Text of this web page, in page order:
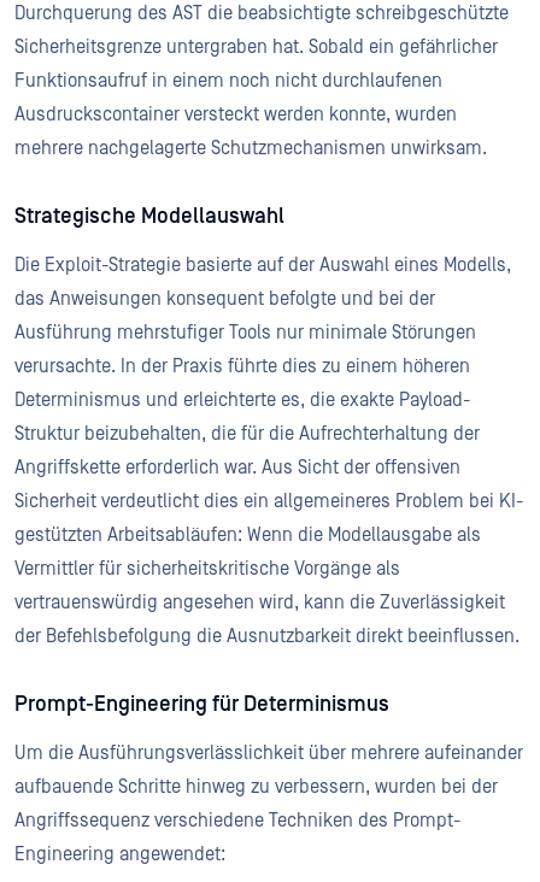
Durchquerung des AST die beabsichtigte schreibgeschützte
Sicherheitsgrenze untergraben hat. Sobald ein gefährlicher
Funktionsaufruf in einem noch nicht durchlaufenen
Ausdruckscontainer versteckt werden konnte, wurden
mehrere nachgelagerte Schutzmechanismen unwirksam.
Strategische Modellauswahl
Die Exploit-Strategie basierte auf der Auswahl eines Modells,
das Anweisungen konsequent befolgte und bei der
Ausführung mehrstufiger Tools nur minimale Störungen
verursachte. In der Praxis führte dies zu einem höheren
Determinismus und erleichterte es, die exakte Payload-
Struktur beizubehalten, die für die Aufrechterhaltung der
Angriffskette erforderlich war. Aus Sicht der offensiven
Sicherheit verdeutlicht dies ein allgemeineres Problem bei KI-
gestützten Arbeitsabläufen: Wenn die Modellausgabe als
Vermittler für sicherheitskritische Vorgänge als
vertrauenswürdig angesehen wird, kann die Zuverlässigkeit
der Befehlsbefolgung die Ausnutzbarkeit direkt beeinflussen.
Prompt-Engineering für Determinismus
Um die Ausführungsverlässlichkeit über mehrere aufeinander
aufbauende Schritte hinweg zu verbessern, wurden bei der
Angriffssequenz verschiedene Techniken des Prompt-
Engineering angewendet: